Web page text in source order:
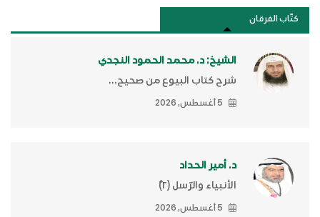
كتَّاب الفرقان
الشيخ: د. محمد الحمود النجدي
شرح كتاب البيوع من صحيح...
5 أغسطس, 2026
د. أمير الحداد
الأنبياء والرّسل (٢)ّ
5 أغسطس, 2026